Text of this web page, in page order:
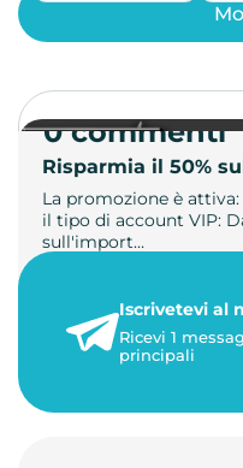
Risparmia il 50%
La promozione è
il tipo di account VIP:
sull'import…
1 minuto di lettura
0 commenti
Iscrivetevi al
Ricevi 1
principali